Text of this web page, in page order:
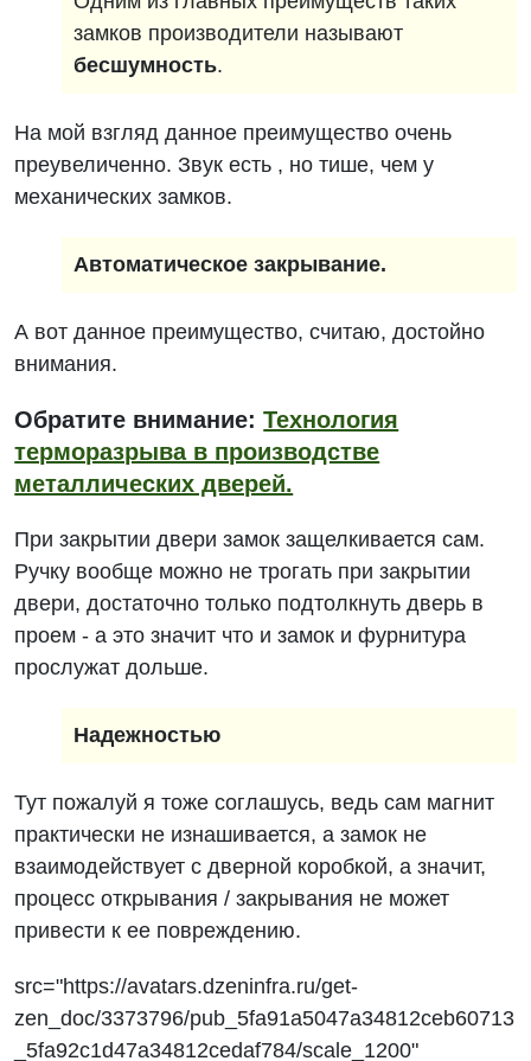
замков производители называют
бесшумность.
На мой взгляд данное преимущество очень
преувеличенно. Звук есть , но тише, чем у
механических замков.
Автоматическое закрывание.
А вот данное преимущество, считаю, достойно
внимания.
Обратите внимание:Технология
терморазрыва в производстве
металлических дверей.
При закрытии двери замок защелкивается сам.
Ручку вообще можно не трогать при закрытии
двери, достаточно только подтолкнуть дверь в
проем - а это значит что и замок и фурнитура
прослужат дольше.
Надежностью
Тут пожалуй я тоже соглашусь, ведь сам магнит
практически не изнашивается, а замок не
взаимодействует с дверной коробкой, а значит,
процесс открывания / закрывания не может
привести к ее повреждению.
src="https://avatars.dzeninfra.ru/get-
zen_doc/3373796/pub_5fa91a5047a34812ceb60713
_5fa92c1d47a34812cedaf784/scale_1200"